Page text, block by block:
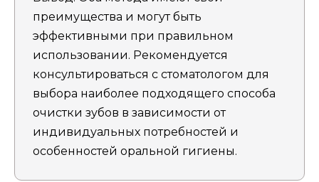
преимущества и могут быть
эффективными при правильном
использовании. Рекомендуется
консультироваться с стоматологом для
выбора наиболее подходящего способа
очистки зубов в зависимости от
индивидуальных потребностей и
особенностей оральной гигиены.